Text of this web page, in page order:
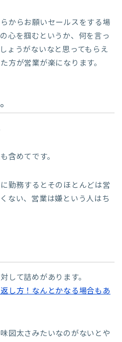
からお願いセールスをする場
心を掴むというか、何を言っ
ょうがないなと思ってもらえ
方が営業が楽になります。
含めてです。
勤務するとそのほとんどは営
ない、営業は嫌という人はち
して詰めがあります。
し方！なんとかなる場合もあ
図太さみたいなのがないとや